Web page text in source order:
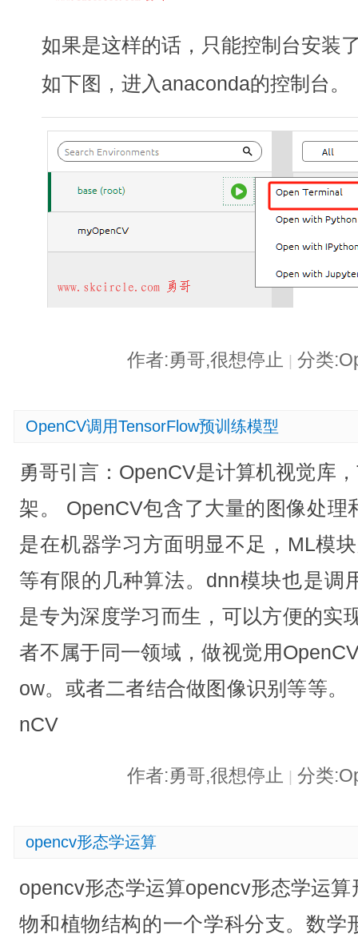
如果是这样的话，只能控制台安装
如下图，进入anaconda的控制台。
作者:勇哥,很想停止 | 分类
OpenCV调用TensorFlow预训练模型
勇哥引言：OpenCV是计算机视觉库
架。 OpenCV包含了大量的图像处理
是在机器学习方面明显不足，ML模
等有限的几种算法。dnn模块也是调
是专为深度学习而生，可以方便的实
者不属于同一领域，做视觉用
ow。或者二者结合做图像识别等等
nCV
作者:勇哥,很想停止 分类
opencv形态学运算
opencv形态学运算opencv形态学运
物和植物结构的一个学科分支。数学